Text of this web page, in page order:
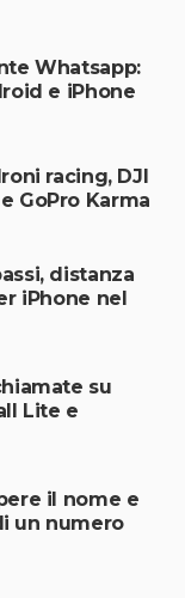
Whatsapp:
e iPhone
racing, DJI
GoPro Karma
distanza
iPhone nel
su
Lite e
il nome e
un numero